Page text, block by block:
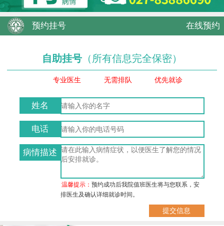
预约挂号 在线预约
自助挂号 （所有信息完全保密）
专业医生 无需排队 优先就诊
姓名
电话
病情描述
温馨提示：预约成功后我院值班医生将与您联系，安
排医生及确认详细就诊时间。